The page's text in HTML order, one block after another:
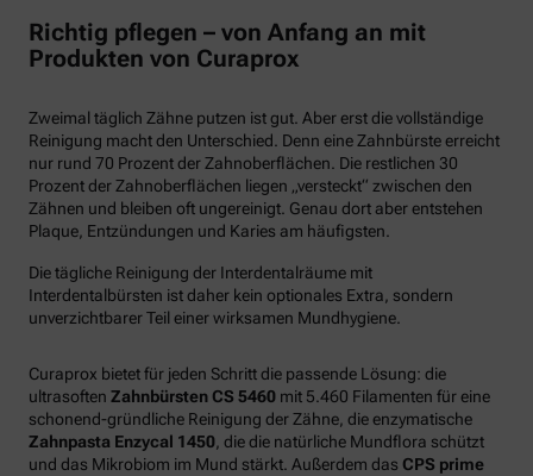
Richtig pflegen – von Anfang an mit
Produkten von Curaprox
Zweimal täglich Zähne putzen ist gut. Aber erst die vollständige
Reinigung macht den Unterschied. Denn eine Zahnbürste erreicht
nur rund 70 Prozent der Zahnoberflächen. Die restlichen 30
Prozent der Zahnoberflächen liegen „versteckt“ zwischen den
Zähnen und bleiben oft ungereinigt. Genau dort aber entstehen
Plaque, Entzündungen und Karies am häufigsten.
Die tägliche Reinigung der Interdentalräume mit
Interdentalbürsten ist daher kein optionales Extra, sondern
unverzichtbarer Teil einer wirksamen Mundhygiene.
Curaprox bietet für jeden Schritt die passende Lösung: die
ultrasoften Zahnbürsten CS 5460 mit 5.460 Filamenten für eine
schonend-gründliche Reinigung der Zähne, die enzymatische
Zahnpasta Enzycal 1450, die die natürliche Mundflora schützt
und das Mikrobiom im Mund stärkt. Außerdem das CPS prime